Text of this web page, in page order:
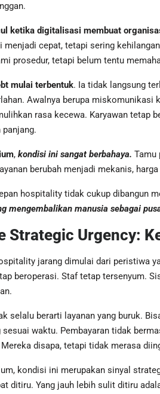
ketika digitalisasi membuat
cepat, tetapi sering
prosedur, tetapi belum tentu
mulai terbentuk. Ia tidak langsung
Awalnya berupa
rasa kecewa. Karyawan tetap
, kondisi ini sangat berbahaya. Tamu
berubah menjadi mekanis,
hospitality tidak cukup
mengembalikan manusia sebagai
Strategic Urgency:
jarang dimulai dari peristiwa
beroperasi. Staf tetap tersenyum.
selalu berarti layanan yang buruk.
sesuai waktu. Pembayaran tidak
disapa, tetapi tidak merasa
kondisi ini merupakan sinyal
ditiru. Yang jauh lebih sulit ditiru